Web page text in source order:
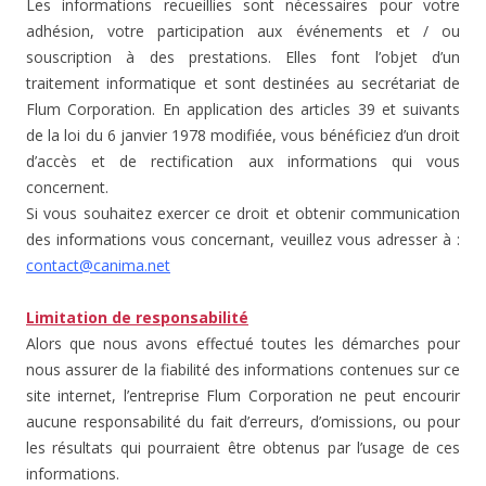
Les informations recueillies sont nécessaires pour votre
adhésion, votre participation aux événements et / ou
souscription à des prestations. Elles font l’objet d’un
traitement informatique et sont destinées au secrétariat de
Flum Corporation. En application des articles 39 et suivants
de la loi du 6 janvier 1978 modifiée, vous bénéficiez d’un droit
d’accès et de rectification aux informations qui vous
concernent.
Si vous souhaitez exercer ce droit et obtenir communication
des informations vous concernant, veuillez vous adresser à :
contact@canima.net
Limitation de responsabilité
Alors que nous avons effectué toutes les démarches pour
nous assurer de la fiabilité des informations contenues sur ce
site internet, l’entreprise Flum Corporation ne peut encourir
aucune responsabilité du fait d’erreurs, d’omissions, ou pour
les résultats qui pourraient être obtenus par l’usage de ces
informations.